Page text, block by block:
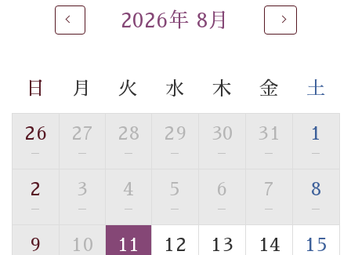
るご入浴をお愉しみください。
■お座敷風呂（大浴場）
す。
※男性大浴場までのご移動には階段がございます。 予め
ご了承のほどお願いいたします。
眺望はございませんが、源泉掛け流しの温泉の質を楽し
む貸切温泉風呂です。ゆったりといやされるプライベー
トな空間をお愉しみください。
2026年 8月
日 月 火 水 木 金 土
26
—
27
—
28
—
29
—
30
—
31
—
1
—
2
—
3
—
4
—
5
—
6
—
7
—
8
—
9 10 11 12 13 14 15